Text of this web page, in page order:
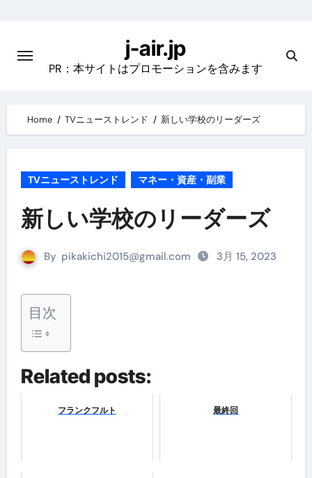
content
j-air.jp
PR：本サイトはプロモーションを含みます
Home TVニューストレンド 新しい学校のリーダーズ
TVニューストレンド マネー・資産・副業
新しい学校のリーダーズ
By pikakichi2015@gmail.com 3月 15, 2023
目次
Related posts:
フランクフルト 最終回